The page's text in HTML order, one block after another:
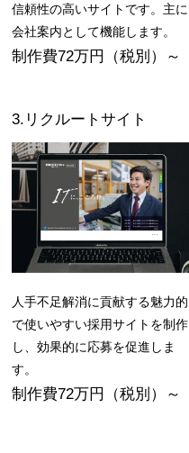
信頼性の高いサイトです。主に
会社案内として機能します。
制作費72万円（税別）～
3.リクルートサイト
人手不足解消に貢献する魅力的
で使いやすい採用サイトを制作
し、効果的に応募を促進しま
す。
制作費72万円（税別）～